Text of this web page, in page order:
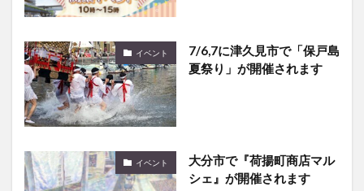
イベント
7/6,7に津久見市で「保戸島
夏祭り」が開催されます
イベント
大分市で『荷揚町商店マル
シェ』が開催されます